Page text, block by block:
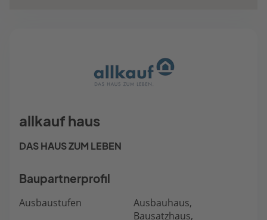
allkauf haus
DAS HAUS ZUM LEBEN
Baupartnerprofil
Ausbaustufen
Ausbauhaus,
Bausatzhaus,